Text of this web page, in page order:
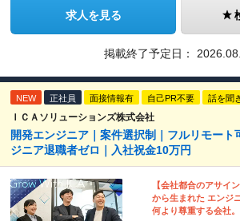
求人を見る
掲載終了予定日：
NEW 正社員 面接情報有 自己PR不要 話を聞
ＩＣＡソリューションズ株式会社
開発エンジニア｜案件選択制｜フルリモート
ジニア退職者ゼロ｜入社祝金10万円
【会社都合のアサイ
から生まれた エンジ
何より尊重する会社。